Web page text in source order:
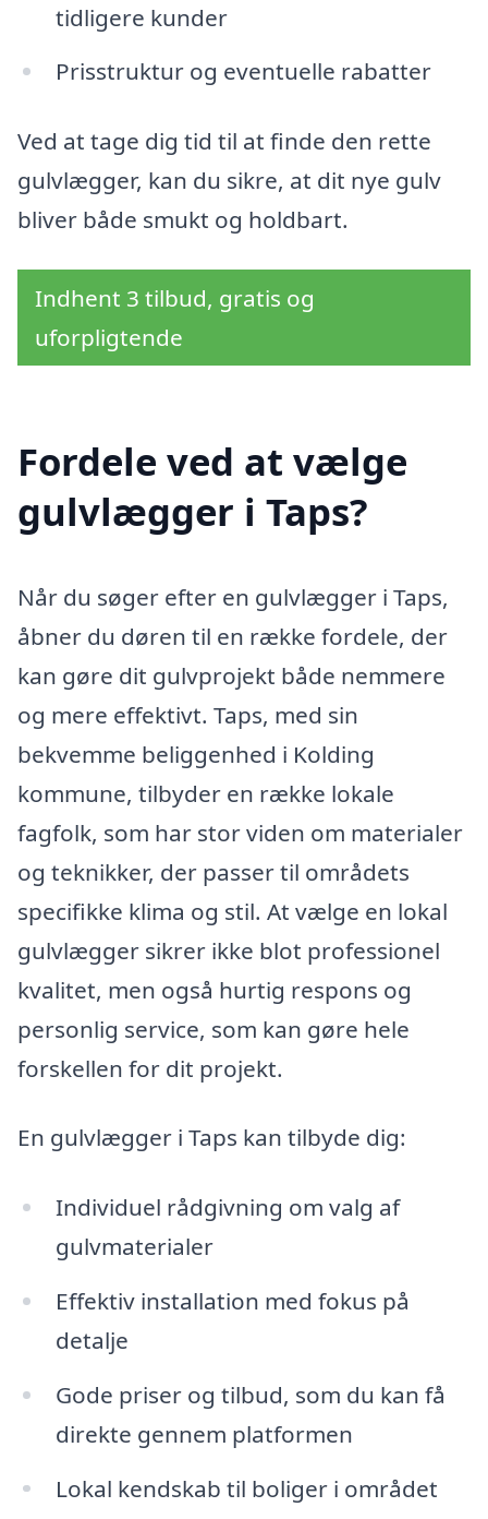
tidligere kunder
Prisstruktur og eventuelle rabatter
Ved at tage dig tid til at finde den rette
gulvlægger, kan du sikre, at dit nye gulv
bliver både smukt og holdbart.
Indhent 3 tilbud, gratis og
uforpligtende
Fordele ved at vælge
gulvlægger i Taps?
Når du søger efter en gulvlægger i Taps,
åbner du døren til en række fordele, der
kan gøre dit gulvprojekt både nemmere
og mere effektivt. Taps, med sin
bekvemme beliggenhed i Kolding
kommune, tilbyder en række lokale
fagfolk, som har stor viden om materialer
og teknikker, der passer til områdets
specifikke klima og stil. At vælge en lokal
gulvlægger sikrer ikke blot professionel
kvalitet, men også hurtig respons og
personlig service, som kan gøre hele
forskellen for dit projekt.
En gulvlægger i Taps kan tilbyde dig:
Individuel rådgivning om valg af
gulvmaterialer
Effektiv installation med fokus på
detalje
Gode priser og tilbud, som du kan få
direkte gennem platformen
Lokal kendskab til boliger i området